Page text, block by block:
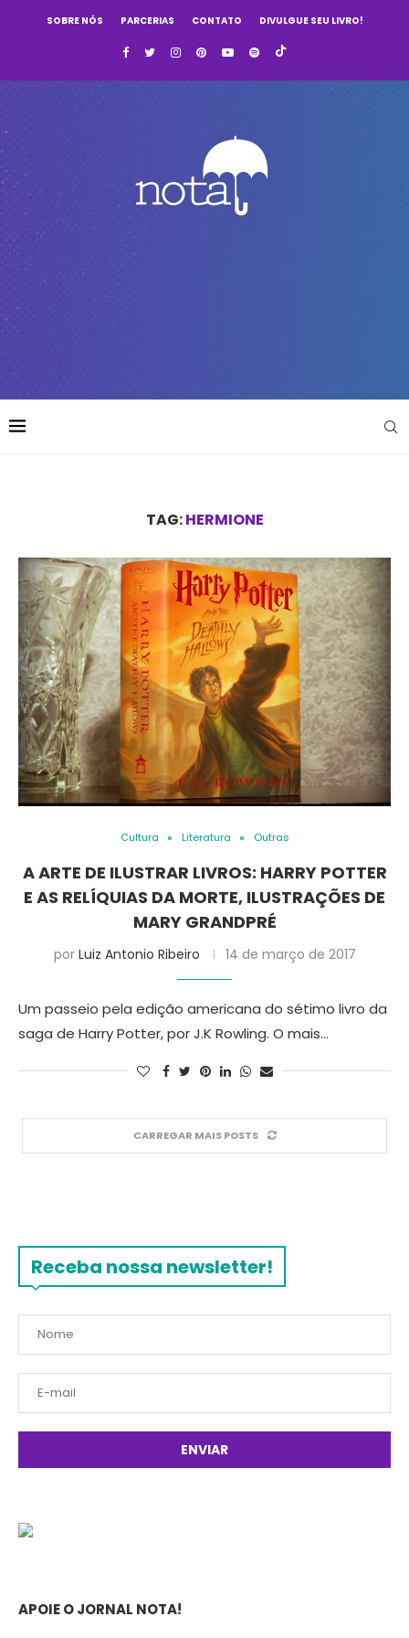
SOBRE NÓS PARCERIAS CONTATO DIVULGUE SEU LIVRO!
TAG:HERMIONE
Cultura Literatura Outras
A ARTE DE ILUSTRAR LIVROS: HARRY POTTER
E AS RELÍQUIAS DA MORTE, ILUSTRAÇÕES DE
MARY GRANDPRÉ
por Luiz Antonio Ribeiro 14 de março de 2017
Um passeio pela edição americana do sétimo livro da
saga de Harry Potter, por J.K Rowling. O mais…
CARREGAR MAIS POSTS
Receba nossa newsletter!
APOIE O JORNAL NOTA!